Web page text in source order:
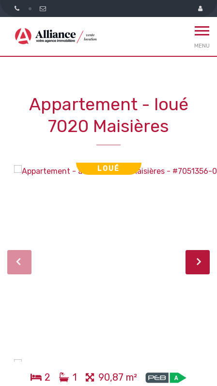
MENU
Appartement - loué
7020 Maisières
LOUÉ
2 1 90,87 m²